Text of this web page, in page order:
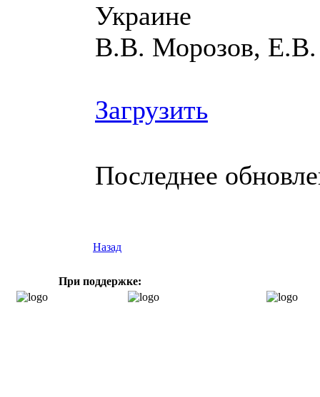
Украине
В.В. Морозов,
Загрузить
Последнее
Назад
При поддержке: